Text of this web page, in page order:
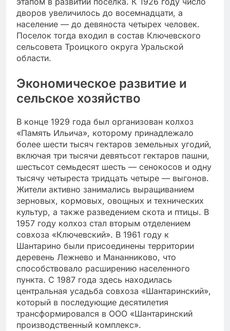
дворов увеличилось до восемнадцати, а
население — до девяноста четырех человек.
Поселок тогда входил в состав Ключевского
сельсовета Троицкого округа Уральской
области.
Экономическое развитие и
сельское хозяйство
В конце 1929 года был организован колхоз
«Память Ильича», которому принадлежало
более шести тысяч гектаров земельных угодий,
включая три тысячи девятьсот гектаров пашни,
шестьсот семьдесят шесть — сенокосов и одну
тысячу четыреста тридцать четыре — выгонов.
Жители активно занимались выращиванием
зерновых, кормовых, овощных и технических
культур, а также разведением скота и птицы. В
1957 году колхоз стал вторым отделением
совхоза «Ключевский». В 1961 году к
Шантарино были присоединены территории
деревень Лежнево и Мананниково, что
способствовало расширению населенного
пункта. С 1987 года здесь находилась
центральная усадьба совхоза «Шантаринский»,
который в последующие десятилетия
трансформировался в ООО «Шантаринский
производственный комплекс».